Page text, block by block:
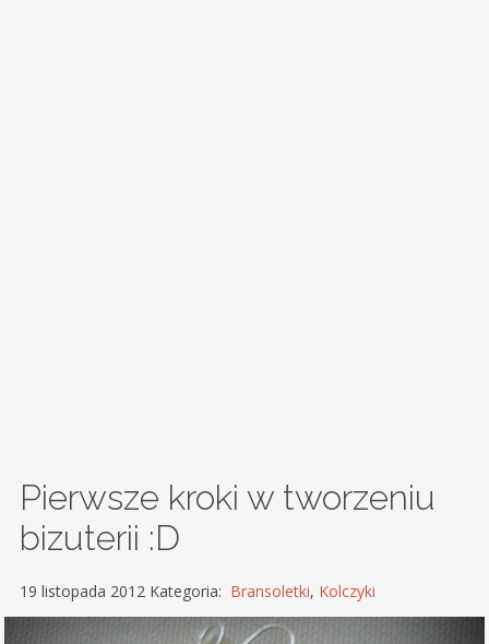
Pierwsze kroki w tworzeniu
bizuterii :D
19 listopada 2012 Kategoria: Bransoletki, Kolczyki